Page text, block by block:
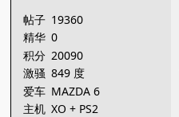
帖子 19360
精华 0
积分 20090
激骚 849 度
爱车 MAZDA 6
主机 XO + PS2